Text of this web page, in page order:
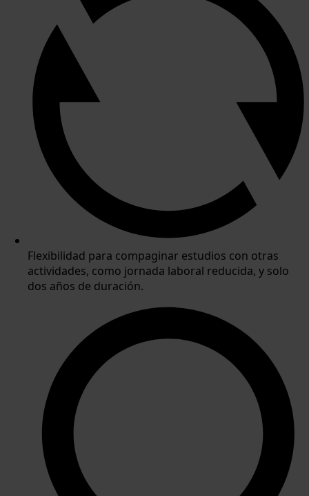
Flexibilidad para compaginar estudios con otras
actividades, como jornada laboral reducida, y solo
dos años de duración.